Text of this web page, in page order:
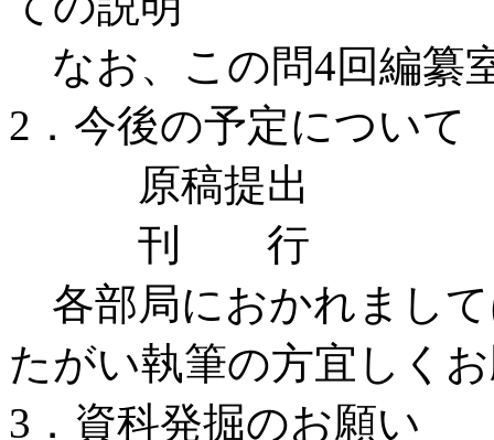
なお、この問4回編纂
2．今後の予定について
原稿提出 平
刊 行 平成
各部局におかれまし
たがい執筆の方宜しく
3．資科発掘のお願い